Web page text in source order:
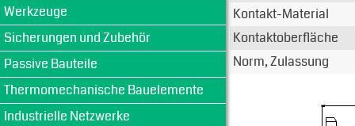
Werkzeuge
Sicherungen und Zubehör
Passive Bauteile
Thermomechanische Bauelemente
Industrielle Netzwerke
Kontakt-Material
Kontaktoberfläche
Norm, Zulassung